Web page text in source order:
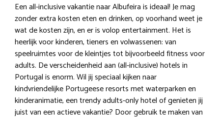
Een all-inclusive vakantie naar Albufeira is ideaal! Je mag
zonder extra kosten eten en drinken, op voorhand weet je
wat de kosten zijn, en er is volop entertainment. Het is
heerlijk voor kinderen, tieners en volwassenen: van
speelruimtes voor de kleintjes tot bijvoorbeeld fitness voor
adults. De verscheidenheid aan (all-inclusive) hotels in
Portugal is enorm. Wil jij speciaal kijken naar
kindvriendelijke Portugeese resorts met waterparken en
kinderanimatie, een trendy adults-only hotel of genieten jij
juist van een actieve vakantie? Door gebruik te maken van